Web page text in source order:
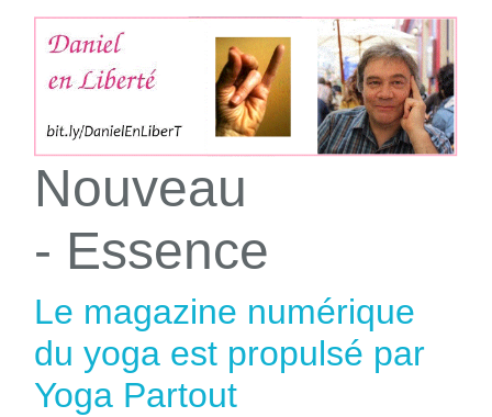
Nouveau
- Essence
Le magazine numérique
du yoga est propulsé par
Yoga Partout